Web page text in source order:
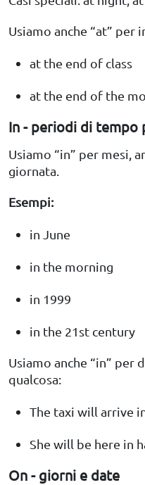
Usiamo anche “at”
at the end of class
at the end of the
In - periodi di tempo
Usiamo “in” per mesi,
giornata.
Esempi:
in June
in the morning
in 1999
in the 21st century
Usiamo anche “in” per
qualcosa:
The taxi will arrive
She will be here in
On - giorni e date